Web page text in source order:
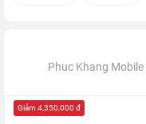
Phuc Khang
Giảm 4,350,000 đ